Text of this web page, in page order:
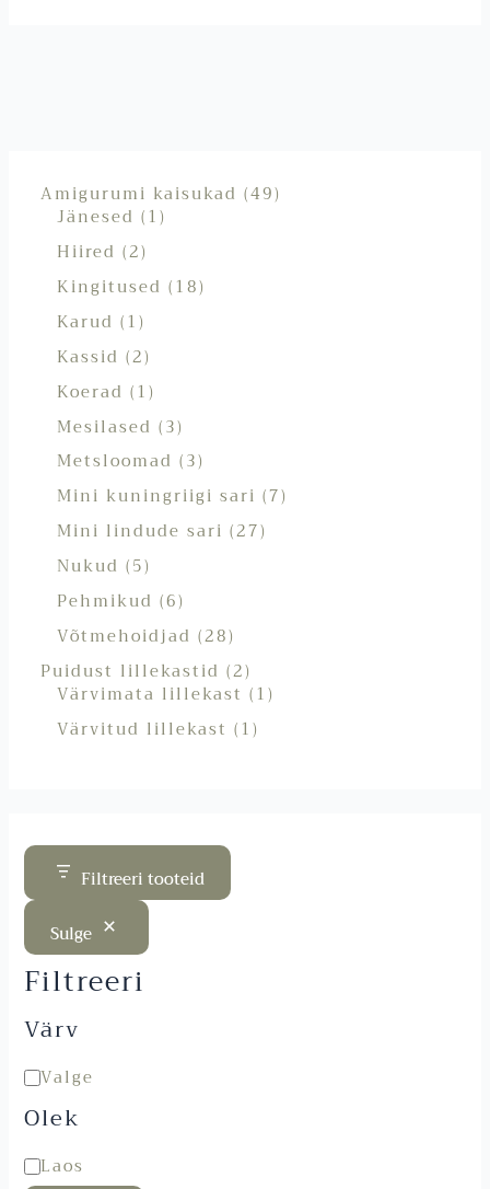
Amigurumi kaisukad 49
Jänesed
1
Hiired 2
Kingitused
18
Karud
1
Kassid 2
Koerad
1
Mesilased
3
Metsloomad
3
Mini kuningriigi sari 7
Mini lindude sari 27
Nukud
5
Pehmikud 6
Võtmehoidjad 28
Puidust lillekastid 2
Värvimata lillekast
1
Värvitud lillekast
1
Filtreeri tooteid
Sulge
Filtreeri
Värv
Valge
Olek
Laos